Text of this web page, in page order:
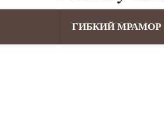
ГИБКИЙ МРАМОР